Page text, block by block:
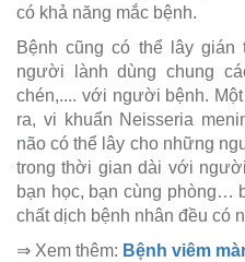
có khả năng mắc bệnh.
Bệnh cũng có thể lây
người lành dùng chung
chén,.... với người bệnh.
ra, vi khuẩn Neisseria
não có thể lây cho những
trong thời gian dài với
bạn học, bạn cùng phòng…
chất dịch bệnh nhân đều có
⇒ Xem thêm: Bệnh viêm